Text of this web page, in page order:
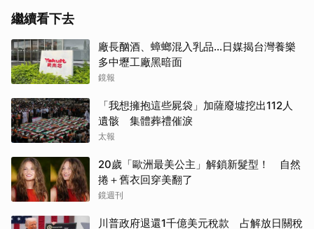
繼續看下去
廠長酗酒、蟑螂混入乳品...日媒揭台灣養樂
多中壢工廠黑暗面
鏡報
「我想擁抱這些屍袋」加薩廢墟挖出112人
遺骸 集體葬禮催淚
太報
20歲「歐洲最美公主」解鎖新髮型！ 自然
捲＋舊衣回穿美翻了
鏡週刊
川普政府退還1千億美元稅款 占解放日關稅
取消